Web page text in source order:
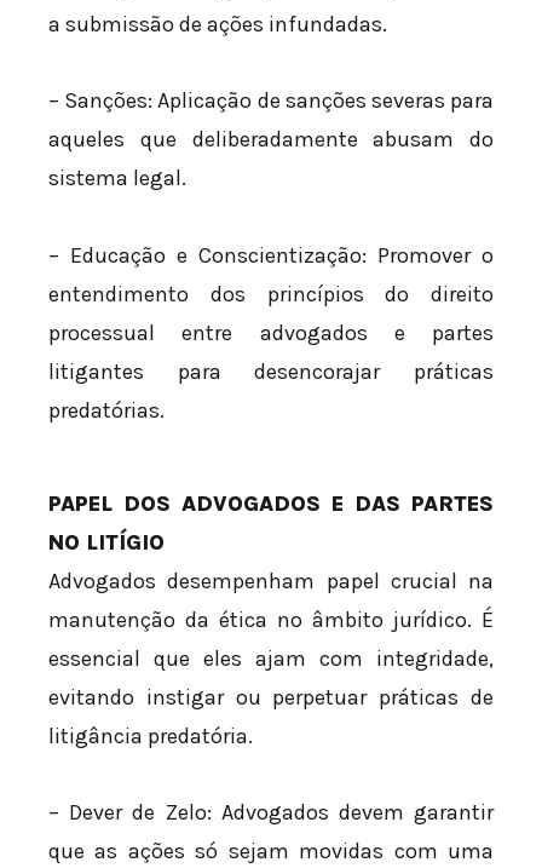
a submissão de ações infundadas.
– Sanções: Aplicação de sanções severas para
aqueles que deliberadamente abusam do
sistema legal.
– Educação e Conscientização: Promover o
entendimento dos princípios do direito
processual entre advogados e partes
litigantes para desencorajar práticas
predatórias.
PAPEL DOS ADVOGADOS E DAS PARTES
NO LITÍGIO
Advogados desempenham papel crucial na
manutenção da ética no âmbito jurídico. É
essencial que eles ajam com integridade,
evitando instigar ou perpetuar práticas de
litigância predatória.
– Dever de Zelo: Advogados devem garantir
que as ações só sejam movidas com uma